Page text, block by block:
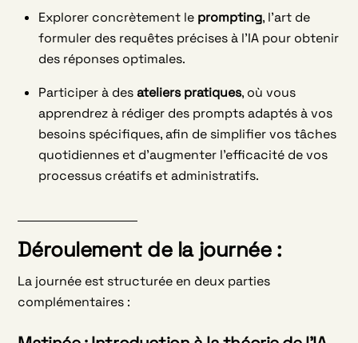
Explorer concrètement le prompting, l’art de
formuler des requêtes précises à l’IA pour obtenir
des réponses optimales.
Participer à desateliers pratiques, où vous
apprendrez à rédiger des prompts adaptés à vos
besoins spécifiques, afin de simplifier vos tâches
quotidiennes et d’augmenter l’efficacité de vos
processus créatifs et administratifs.
Déroulement de la journée :
La journée est structurée en deux parties
complémentaires :